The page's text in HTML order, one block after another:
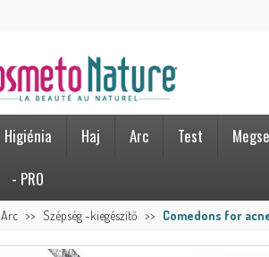
Higiénia Haj Arc Test
- PRO
Arc Szépség -kiegészítő Comedons for